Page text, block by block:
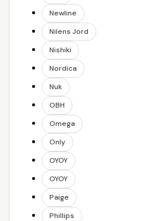
Newline
Nilens Jord
Nishiki
Nordica
Nuk
OBH
Omega
Only
OYOY
OYOY
Paige
Phillips